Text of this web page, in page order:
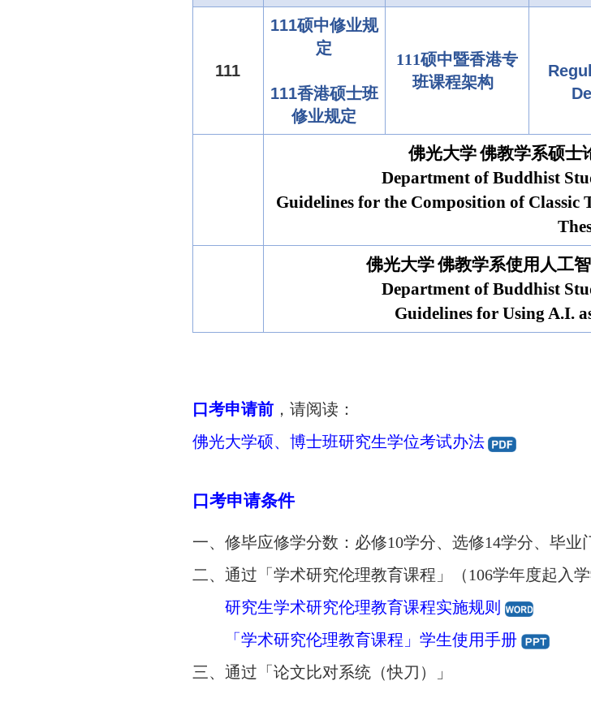
111
111硕中修业规
定
111香港硕士班
修业规定
111硕中暨香港专
班课程架构
佛光大学佛教学系硕士
Department of Buddhist
Guidelines for the Composition of
佛光大学佛教学系使用人工
Department of Buddhist
Guidelines for Using A.I.
口考申请前，请阅读：
佛光大学硕、博士班研究生学位考试办法
口考申请条件
一、修毕应修学分数：必修10学分、选修14学分、毕业
二、通过「学术研究伦理教育课程」（106学年度起入
研究生学术研究伦理教育课程实施规则
「学术研究伦理教育课程」学生使用手册
三、通过「论文比对系统（快刀）」